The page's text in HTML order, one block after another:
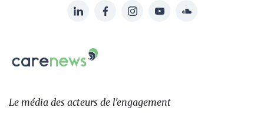
sur:
LinkedInFacebookInstagramYouTubeSoundcloud
Le
des
Le média des acteurs de l'engagement